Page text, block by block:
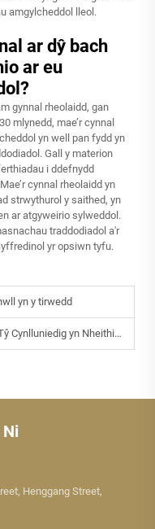
amgylcheddol lleol.
ar dŷ bach
ar eu
gynnal rheolaidd, gan
mlynedd, mae’r cynnal
yn well pan fydd yn
Gall y materion
i ddefnydd
cynnal rheolaidd yn
strwythurol y saithed, yn
ar atgyweirio sylweddol.
traddodiadol a'r
yr opsiwn tyfu.
yn y tirwedd
Nheithiadau Modern ar gyfer Gwestai
Henggang Street,